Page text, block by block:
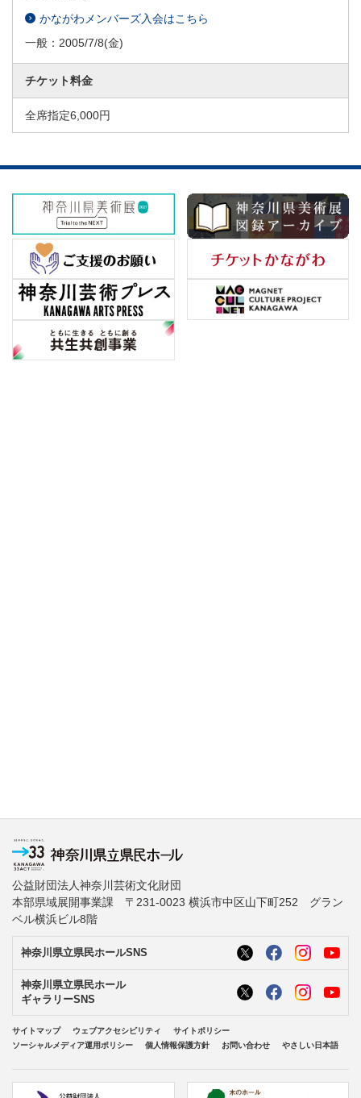
かながわメンバーズ入会はこちら
一般： 2005/7/8(金)
チケット料金
全席指定6,000円
公益財団法人神奈川芸術文化財団
本部県域展開事業課 〒231-0023 横浜市中区山下町252 グラン
ベル横浜ビル8階
神奈川県立県民ホールSNS
神奈川県立県民ホール
ギャラリーSNS
サイトマップ ウェブアクセシビリティ
サイトポリシー
ソーシャルメディア運用ポリシー
個人情報保護方針 お問い合わせ やさしい日本語